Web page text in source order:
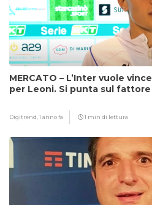
MERCATO – L’Inter vuole
per Leoni. Si punta sul fattore
Digitrend,1 anno fa 1 min di lettura